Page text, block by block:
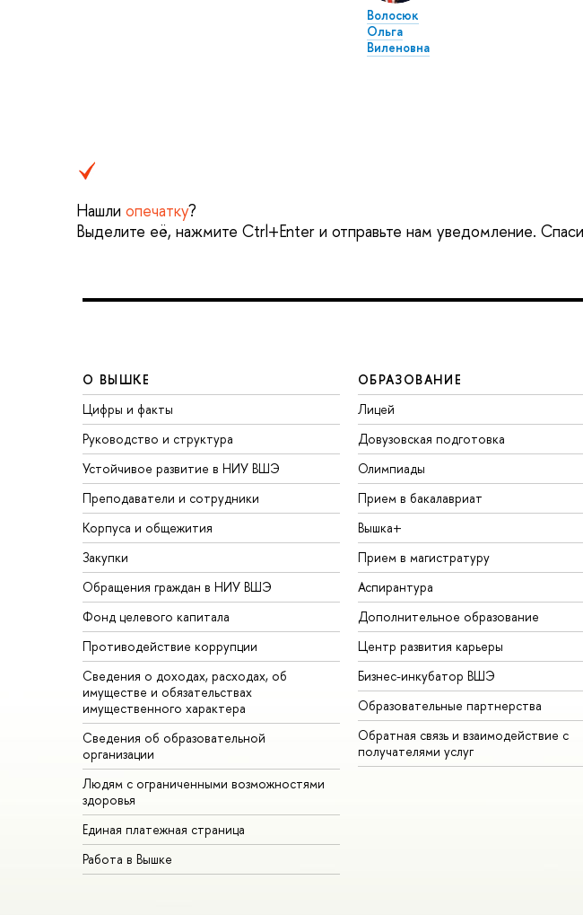
Волосюк
Ольга
Виленовна
Нашли опечатку?
Выделите её, нажмите Ctrl+Enter и отправьте нам уведомление.
О ВЫШКЕ
Цифры и факты
Руководство и структура
Устойчивое развитие в НИУ ВШЭ
Преподаватели и сотрудники
Корпуса и общежития
Закупки
Обращения граждан в НИУ ВШЭ
Фонд целевого капитала
Противодействие коррупции
Сведения о доходах, расходах, об
имуществе и обязательствах
имущественного характера
Сведения об образовательной
организации
Людям с ограниченными возможностями
здоровья
Единая платежная страница
Работа в Вышке
ОБРАЗОВАНИЕ
Лицей
Довузовская подготовка
Олимпиады
Прием в бакалавриат
Вышка+
Прием в магистратуру
Аспирантура
Дополнительное образование
Центр развития карьеры
Бизнес-инкубатор ВШЭ
Образовательные партнерства
Обратная связь и взаимодействие с
получателями услуг